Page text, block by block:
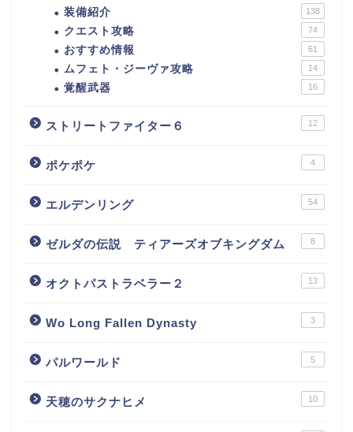
装備紹介 138
クエスト攻略 74
おすすめ情報 61
ムフェト・ジーヴァ攻略 14
覚醒武器 16
ストリートファイター６ 12
ポケポケ 4
エルデンリング 54
ゼルダの伝説 ティアーズオブキングダム 8
オクトパストラベラー２ 13
Wo Long Fallen Dynasty 3
パルワールド 5
天穂のサクナヒメ 10